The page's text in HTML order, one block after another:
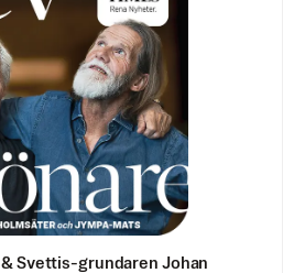
& Svettis-grundaren Johan